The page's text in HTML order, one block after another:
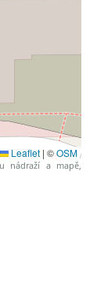
Leaflet | ©OSM
nádraží a mapě,